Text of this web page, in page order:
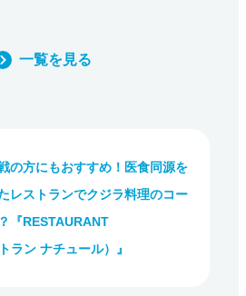
一覧を見る
の方にもおすすめ！医食同源を
レストランでクジラ料理のコー
『RESTAURANT
ラン ナチュール）』